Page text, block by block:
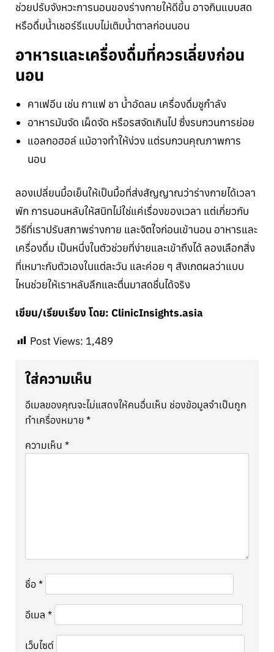
ช่วยปรับจังหวะการนอนของร่างกายให้ดีขึ้น อาจกินแบบสด
หรือดื่มน้ำเชอร์รีแบบไม่เติมน้ำตาลก่อนนอน
อาหารและเครื่องดื่มที่ควรเลี่ยงก่อน
นอน
คาเฟอีน เช่น กาแฟ ชา น้ำอัดลม เครื่องดื่มชูกำลัง
อาหารมันจัด เผ็ดจัด หรือรสจัดเกินไป ซึ่งรบกวนการย่อย
แอลกอฮอล์ แม้อาจทำให้ง่วง แต่รบกวนคุณภาพการ
นอน
ลองเปลี่ยนมื้อเย็นให้เป็นมื้อที่ส่งสัญญาณว่าร่างกายได้เวลา
พัก การนอนหลับให้สนิทไม่ใช่แค่เรื่องของเวลา แต่เกี่ยวกับ
วิธีที่เราปรับสภาพร่างกาย และจิตใจก่อนเข้านอน อาหารและ
เครื่องดื่ม เป็นหนึ่งในตัวช่วยที่ง่ายและเข้าถึงได้ ลองเลือกสิ่ง
ที่เหมาะกับตัวเองในแต่ละวัน และค่อย ๆ สังเกตผลว่าแบบ
ไหนช่วยให้เราหลับลึกและตื่นมาสดชื่นได้จริง
เขียน/เรียบเรียง โดย: ClinicInsights.asia
Post Views: 1,489
ใส่ความเห็น
อีเมลของคุณจะไม่แสดงให้คนอื่นเห็น ช่องข้อมูลจำเป็นถูก
ทำเครื่องหมาย *
ความเห็น *
ชื่อ *
อีเมล *
เว็บไซต์